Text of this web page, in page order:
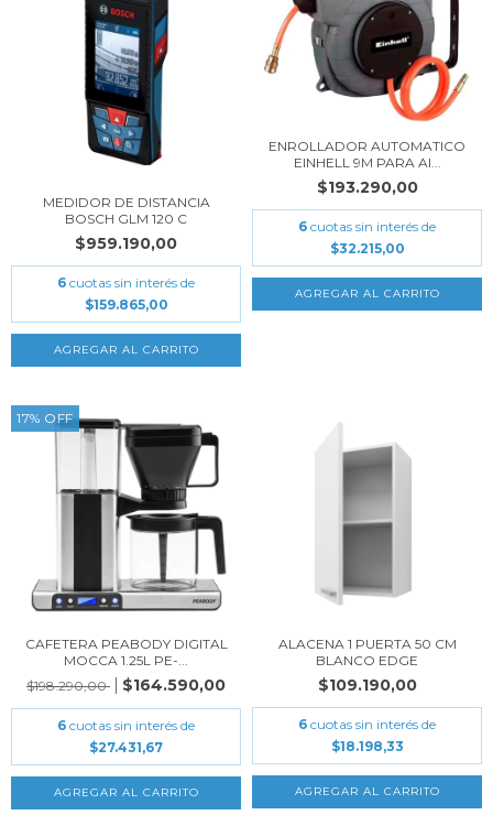
MEDIDOR DE DISTANCIA
BOSCH GLM 120 C
$959.190,00
6 cuotas sin interés de
$159.865,00
ENROLLADOR AUTOMATICO
EINHELL 9M PARA AI...
$193.290,00
6 cuotas sin interés de
$32.215,00
17% OFF
CAFETERA PEABODY DIGITAL
MOCCA 1.25L PE-...
$198.290,00
$164.590,00
6 cuotas sin interés de
$27.431,67
ALACENA 1 PUERTA 50 CM
BLANCO EDGE
$109.190,00
6 cuotas sin interés de
$18.198,33